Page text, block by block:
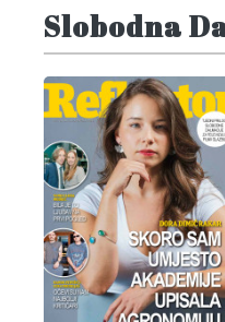
Slobodna